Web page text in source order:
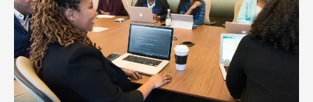
espacio
internacional
para
repensar
la